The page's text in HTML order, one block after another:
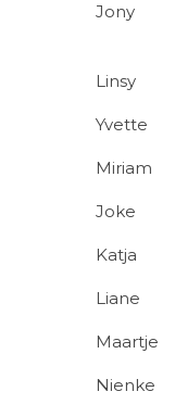
Jony
Linsy
Yvette
Miriam
Joke
Katja
Liane
Maartje
Nienke